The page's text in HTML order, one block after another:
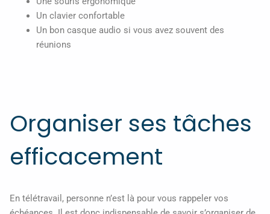
Un clavier confortable
Un bon casque audio si vous avez souvent des
réunions
Organiser ses tâches
efficacement
En télétravail, personne n’est là pour vous rappeler vos